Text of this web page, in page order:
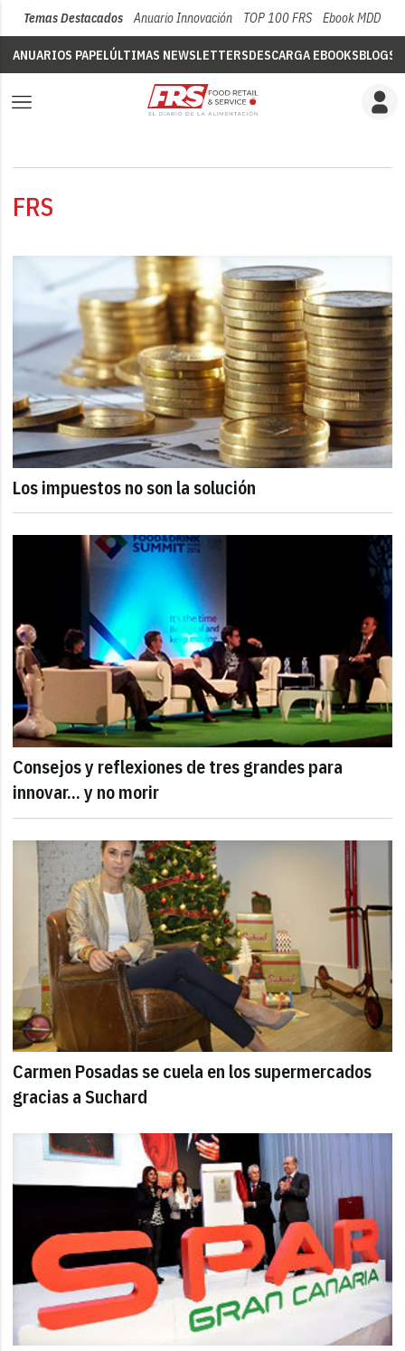
Temas Destacados Anuario Innovación TOP 100 FRS Ebook MDD
ANUARIOS PAPELÚLTIMAS NEWSLETTERSDESCARGA EBOOKSBLOGS
FRS
Los impuestos no son la solución
Consejos y reflexiones de tres grandes para
innovar... y no morir
Carmen Posadas se cuela en los supermercados
gracias a Suchard